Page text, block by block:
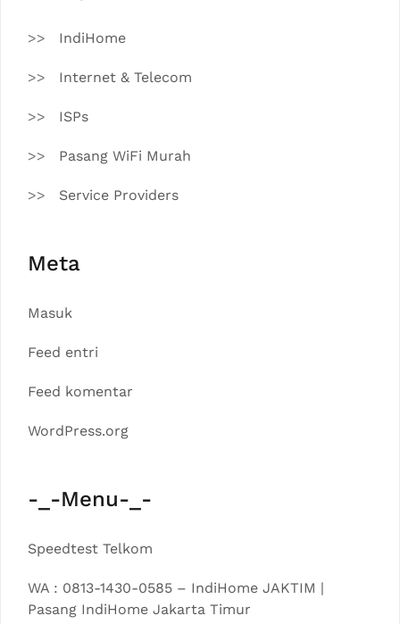
IndiHome
Internet & Telecom
ISPs
Pasang WiFi Murah
Service Providers
Meta
Masuk
Feed entri
Feed komentar
WordPress.org
-_-Menu-_-
Speedtest Telkom
WA : 0813-1430-0585 – IndiHome JAKTIM |
Pasang IndiHome Jakarta Timur